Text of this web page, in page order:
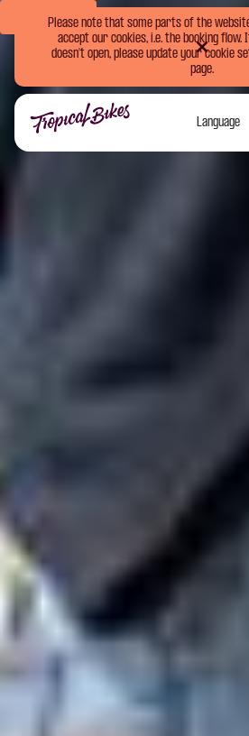
Book Now
Please note that some parts of the
accept our cookies, i.e. the booking flow.
doesn't open, please update your cookie
page.
Language